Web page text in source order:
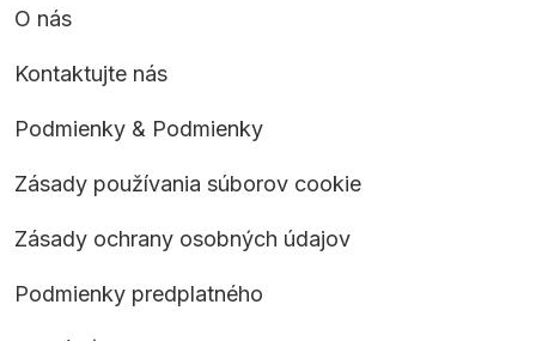
O nás
Kontaktujte nás
Podmienky & Podmienky
Zásady používania súborov cookie
Zásady ochrany osobných údajov
Podmienky predplatného